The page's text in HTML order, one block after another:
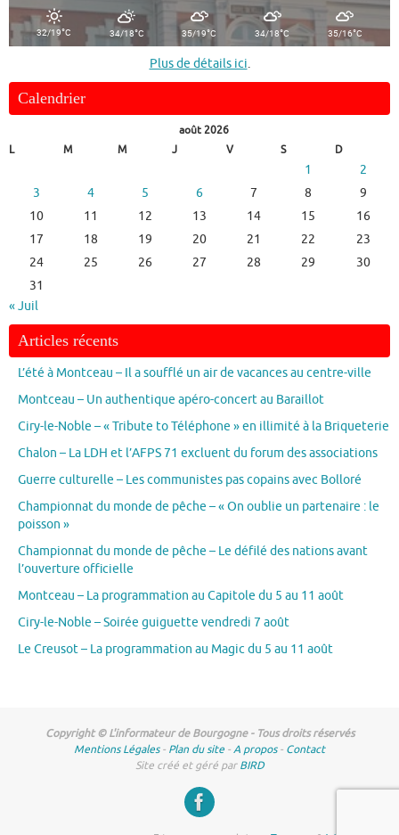
32/19°C 34/18°C 35/19°C 34/18°C 35/16°C
Plus de détails ici.
Calendrier
août 2026
L
M M J V S D
1
2
3
4 5 6 7 8
9
10
11 12 13 14 15
16
17
18 19 20 21 22
23
24
25 26 27 28 29
30
31
« Juil
Articles récents
L’été à Montceau – Il a soufflé un air de vacances au centre-ville
Montceau – Un authentique apéro-concert au Baraillot
Ciry-le-Noble – « Tribute to Téléphone » en illimité à la Briqueterie
Chalon – La LDH et l’AFPS 71 excluent du forum des associations
Guerre culturelle – Les communistes pas copains avec Bolloré
Championnat du monde de pêche – « On oublie un partenaire : le
poisson »
Championnat du monde de pêche – Le défilé des nations avant
l’ouverture officielle
Montceau – La programmation au Capitole du 5 au 11 août
Ciry-le-Noble – Soirée guiguette vendredi 7 août
Le Creusot – La programmation au Magic du 5 au 11 août
Copyright © L'informateur de Bourgogne - Tous droits réservés
Mentions Légales- Plan du site -A propos- Contact
Site créé et géré parBIRD